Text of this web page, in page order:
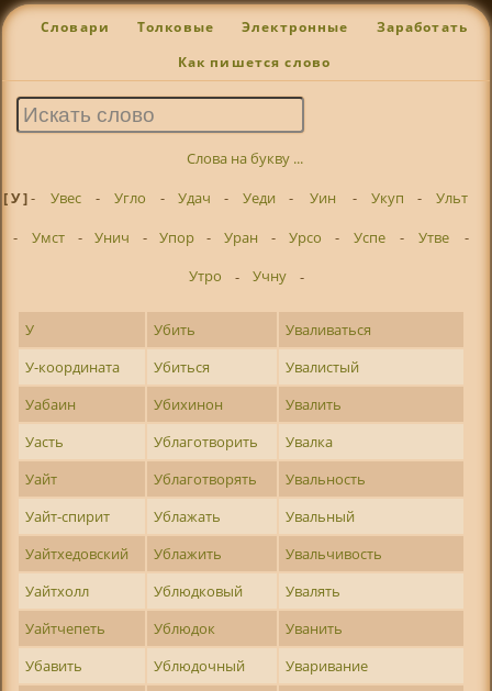
Словари Толковые Электронные Заработать
Как пишется слово
Слова на букву ...
[ У ]- Увес - Угло - Удач - Уеди - Уин - Укуп -
Ульт
-
Умст - Унич - Упор - Уран - Урсо - Успе - Утве
-
Утро
- Учну -
У Убить
Уваливаться
У-координата
Убиться
Увалистый
Уабаин
Убихинон
Увалить
Уасть
Ублаготворить
Увалка
Уайт
Ублаготворять
Увальность
Уайт-спирит
Ублажать
Увальный
Уайтхедовский
Ублажить
Увальчивость
Уайтхолл
Ублюдковый
Увалять
Уайтчепеть
Ублюдок
Уванить
Убавить
Ублюдочный
Уваривание